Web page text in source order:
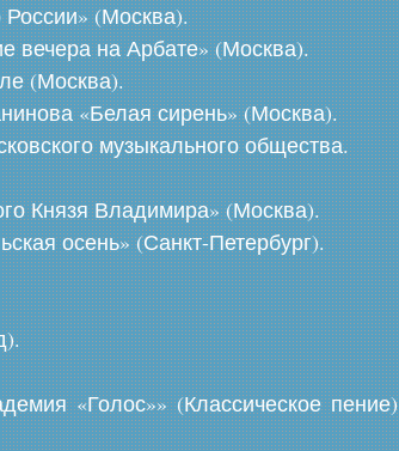
(Москва).
на Арбате» (Москва).
(Москва).
«Белая сирень» (Москва).
музыкального общества.
Князя Владимира» (Москва).
осень» (Санкт-Петербург).
«Голос»» (Классическое пение)